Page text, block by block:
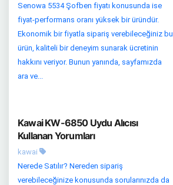
Senowa 5534 Şofben fiyatı konusunda ise
fiyat-performans oranı yüksek bir üründür.
Ekonomik bir fiyatla sipariş verebileceğiniz bu
ürün, kaliteli bir deneyim sunarak ücretinin
hakkını veriyor. Bunun yanında, sayfamızda
ara ve...
Kawai KW-6850 Uydu Alıcısı
Kullanan Yorumları
kawai
Nerede Satılır? Nereden sipariş
verebileceğinize konusunda sorularınızda da